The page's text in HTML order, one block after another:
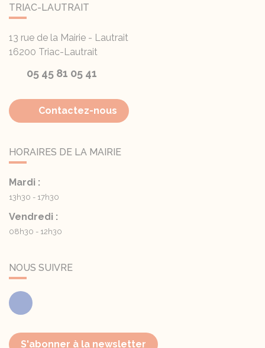
TRIAC-LAUTRAIT
13 rue de la Mairie - Lautrait
16200 Triac-Lautrait
05 45 81 05 41
Contactez-nous
HORAIRES DE LA MAIRIE
Mardi :
13h30 - 17h30
Vendredi :
08h30 - 12h30
NOUS SUIVRE
Facebook
S'abonner à la newsletter